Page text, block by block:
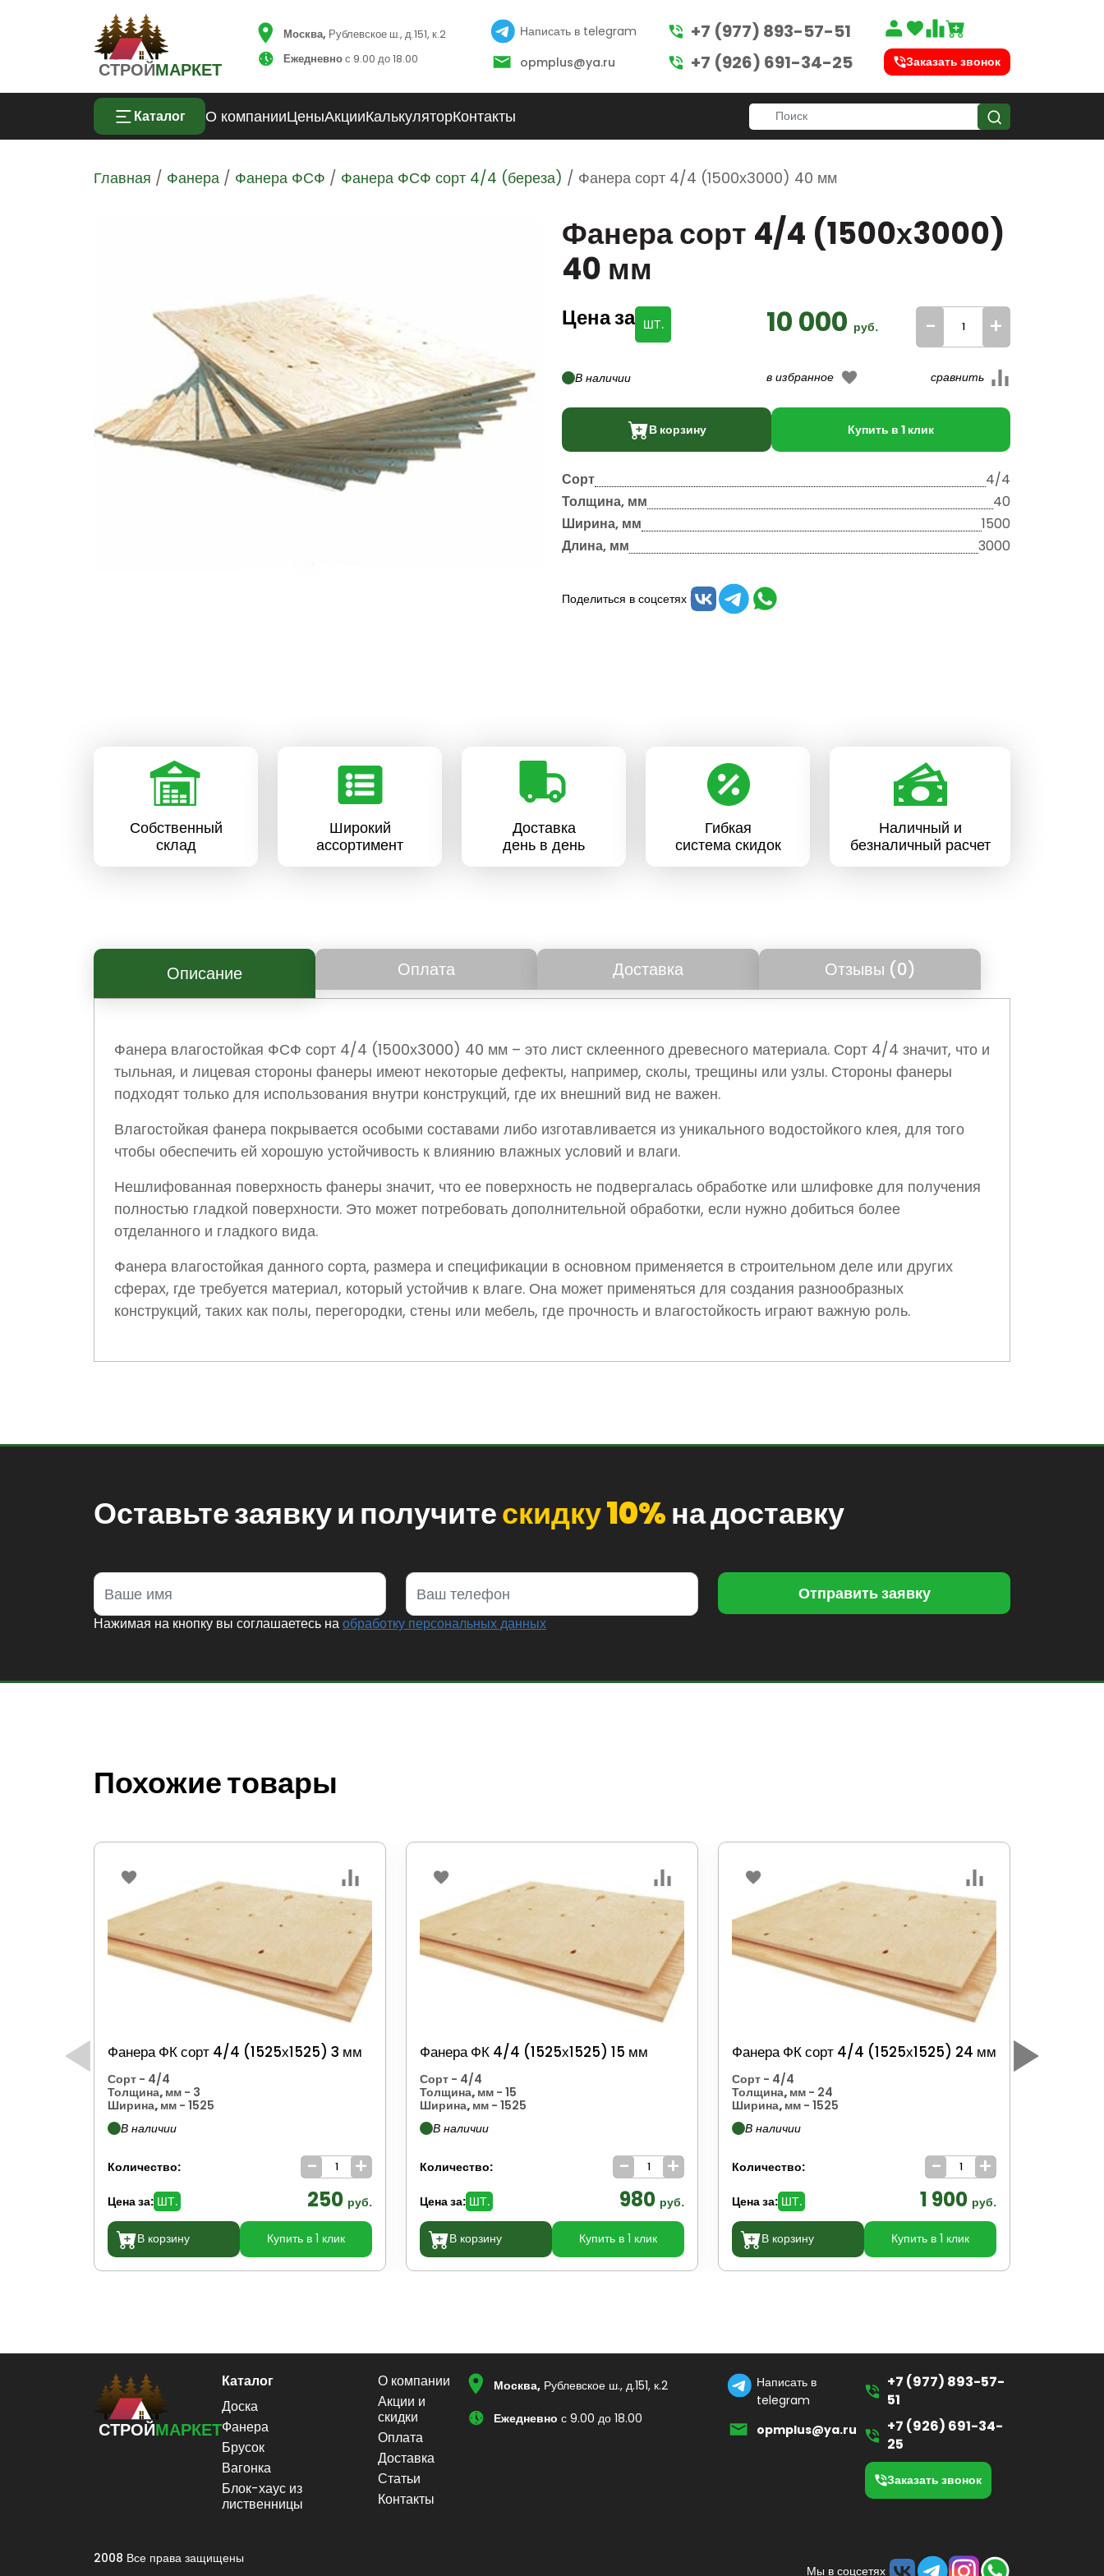
СТРОЙМАРКЕТ
Москва, Рублевское ш., д.151, к.2
Ежедневнос 9.00 до 18.00
Написать в telegram
opmplus@ya.ru
+7 (977) 893-57-51
+7 (926) 691-34-25
Заказать звонок
Каталог О компанииЦеныАкцииКалькуляторКонтакты
Главная / Фанера / Фанера ФСФ / Фанера ФСФ сорт 4/4 (береза) / Фанера сорт 4/4 (1500х3000) 40 мм
Фанера сорт 4/4 (1500х3000)
40 мм
Цена за ШТ. 10 000 руб. - +
В наличии
В корзину Купить в 1 клик
Сорт
4/4
Толщина, мм
40
Ширина, мм
1500
Длина, мм
3000
Поделиться в соцсетях
Собственный
склад
Широкий
ассортимент
Доставка
день в день
Гибкая
система скидок
Наличный и
безналичный расчет
Описание Оплата Доставка Отзывы (0)
Фанера влагостойкая ФСФ сорт 4/4 (1500х3000) 40 мм – это лист склеенного древесного материала. Сорт 4/4 значит, что и
тыльная, и лицевая стороны фанеры имеют некоторые дефекты, например, сколы, трещины или узлы. Стороны фанеры
подходят только для использования внутри конструкций, где их внешний вид не важен.
Влагостойкая фанера покрывается особыми составами либо изготавливается из уникального водостойкого клея, для того
чтобы обеспечить ей хорошую устойчивость к влиянию влажных условий и влаги.
Нешлифованная поверхность фанеры значит, что ее поверхность не подвергалась обработке или шлифовке для получения
полностью гладкой поверхности. Это может потребовать дополнительной обработки, если нужно добиться более
отделанного и гладкого вида.
Фанера влагостойкая данного сорта, размера и спецификации в основном применяется в строительном деле или других
сферах, где требуется материал, который устойчив к влаге. Она может применяться для создания разнообразных
конструкций, таких как полы, перегородки, стены или мебель, где прочность и влагостойкость играют важную роль.
Оставьте заявку и получитескидку 10%на доставку
Нажимая на кнопку вы соглашаетесь наобработку персональных данных
Похожие товары
Фанера ФК сорт 4/4 (1525х1525) 3 мм
Сорт - 4/4
Толщина, мм - 3
Ширина, мм - 1525
В наличии
Количество: - +
Цена за: ШТ. 250 руб.
В корзину Купить в 1 клик
Фанера ФК 4/4 (1525х1525) 15 мм
Сорт - 4/4
Толщина, мм - 15
Ширина, мм - 1525
В наличии
Количество: - +
Цена за: ШТ. 980 руб.
В корзину Купить в 1 клик
Фанера ФК сорт 4/4 (1525х1525) 24 мм
Сорт - 4/4
Толщина, мм - 24
Ширина, мм - 1525
В наличии
Количество: - +
Цена за: ШТ. 1 900 руб.
В корзину Купить в 1 клик
СТРОЙМАРКЕТ
Каталог
Доска
Фанера
Брусок
Вагонка
Блок-хаус из
лиственницы
О компании
Акции и
скидки
Оплата
Доставка
Статьи
Контакты
Москва,Рублевское ш., д.151, к.2
Ежедневно с 9.00 до 18.00
Написать в
telegram
opmplus@ya.ru
+7 (977) 893-57-
51
+7 (926) 691-34-
25
Заказать звонок
2008 Все права защищены
Мы в соцсетях